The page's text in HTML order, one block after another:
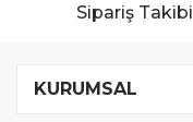
Sipariş Takibi
KURUMSAL